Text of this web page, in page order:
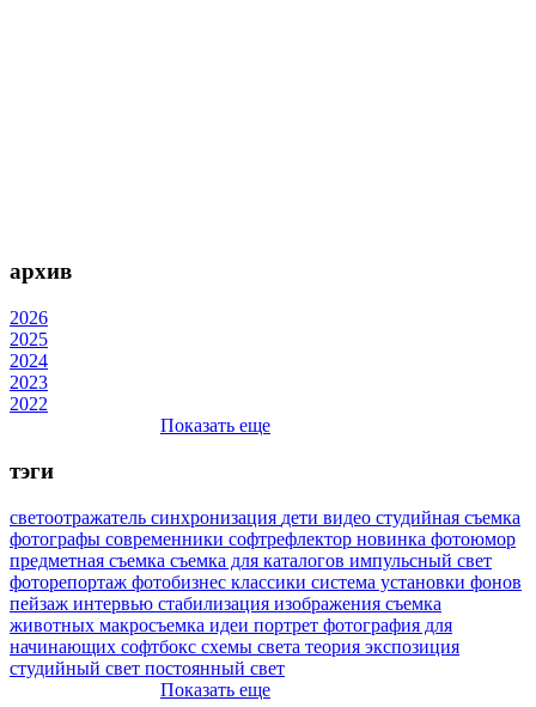
архив
2026
2025
2024
2023
2022
Показать еще
тэги
светоотражатель синхронизация дети видео студийная съемка
фотографы современники софтрефлектор новинка фотоюмор
предметная съемка съемка для каталогов импульсный свет
фоторепортаж фотобизнес классики система установки фонов
пейзаж интервью стабилизация изображения съемка
животных макросъемка идеи портрет фотография для
начинающих софтбокс схемы света теория экспозиция
студийный свет постоянный свет
Показать еще